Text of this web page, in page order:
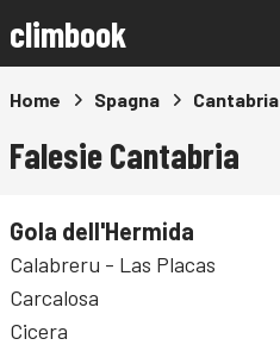
climbook
Home Spagna Cantabria
Falesie Cantabria
Gola dell'Hermida
Calabreru - Las Placas
Carcalosa
Cicera